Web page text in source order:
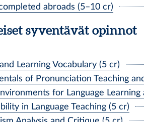
abroads (5–10 cr)
syventävät opinnot
Learning Vocabulary (5 cr)
of Pronunciation Teaching
for Language Learning
in Language Teaching (5 cr)